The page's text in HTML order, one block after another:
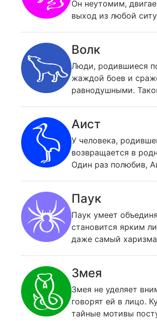
Он неутомим,
выход из любой
быстро меняет
Будучи сам
обмануть, хотя
Волк
Люди, родившиеся
жаждой боев и
равнодушными.
Аист
У человека,
возвращается в
Один раз полюбив,
о мире.
Паук
Паук умеет
становится ярким
даже самый
Змея
Змея не уделяет
говорят ей в лицо.
тайные мотивы